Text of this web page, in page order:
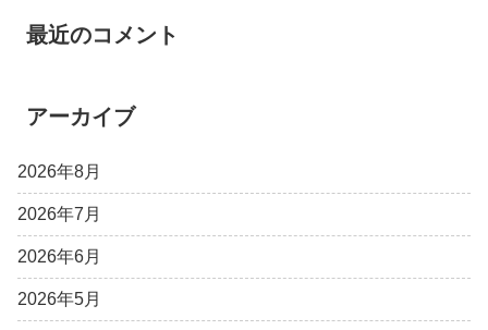
最近のコメント
アーカイブ
2026年8月
2026年7月
2026年6月
2026年5月